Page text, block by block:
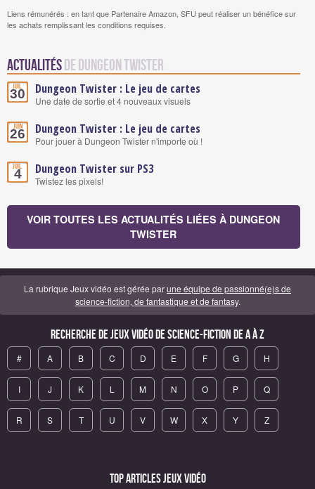
Liens rémunérés : en tant que Partenaire Amazon, SFU peut réaliser un bénéfice sur
les achats remplissant les conditions requises.
Actualités de Dungeon Twister
Juil.
30 Dungeon Twister : Le jeu de cartes
Une date de sortie et 4 nouveaux visuels
Juin
26 Dungeon Twister : Le jeu de cartes
Pour jouer à Dungeon Twister n'importe où !
Juil.
4 Dungeon Twister sur PS3
Twistez les pixels!
VOIR TOUTES LES ACTUALITÉS LIÉES À DUNGEON
TWISTER
La rubrique Jeux vidéo est gérée parune équipe de passionné(e)s de
science-fiction, de fantastique et de fantasy.
Recherche de Jeux vidéo de science-fiction de A à Z
# A B C D E F G H
I J K L M N O P Q
R S T U V W X Y Z
Top articles Jeux vidéo